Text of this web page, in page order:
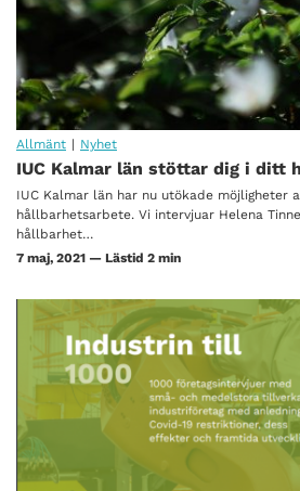
Allmänt | Nyhet
IUC Kalmar län stöttar dig i ditt
IUC Kalmar län har nu utökade möjligheter
hållbarhetsarbete. Vi intervjuar Helena
hållbarhet…
7 maj, 2021 — Lästid 2 min